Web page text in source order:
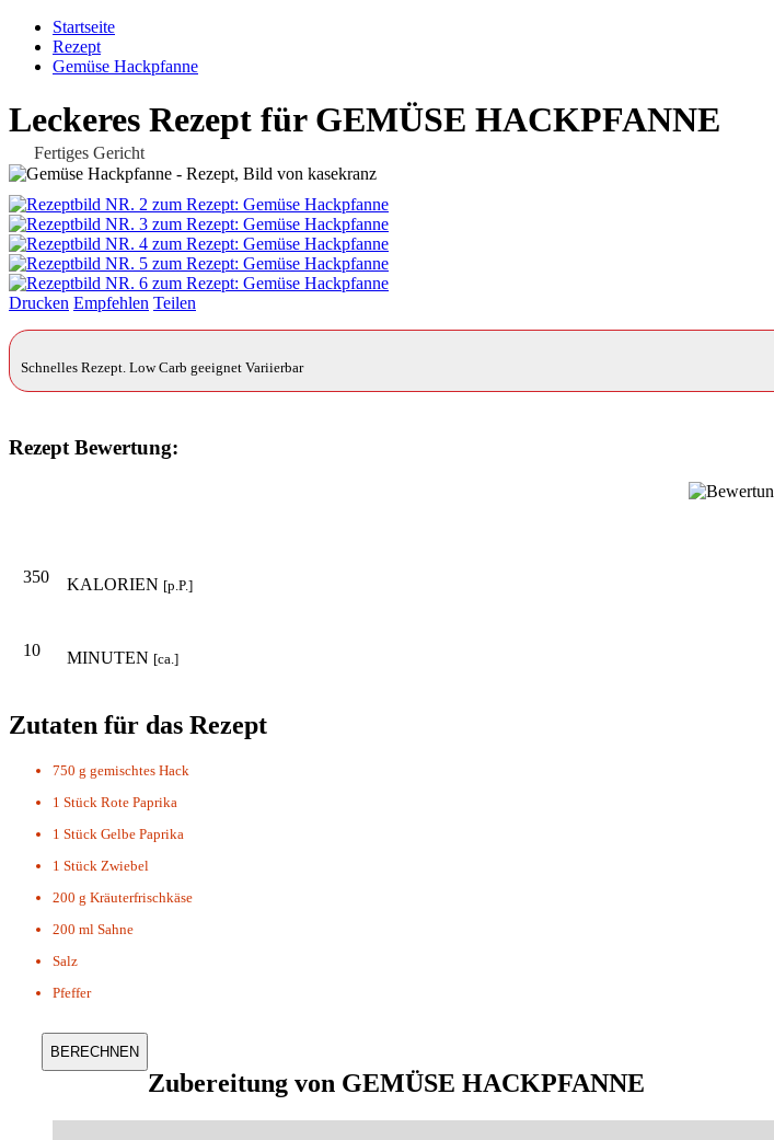
Startseite
Rezept
Gemüse Hackpfanne
Leckeres Rezept für GEMÜSE HACKPFANNE
Fertiges Gericht
Drucken Empfehlen Teilen
Schnelles Rezept. Low Carb geeignet Variierbar
Rezept Bewertung:
350 KALORIEN [p.P.]
10 MINUTEN [ca.]
Zutaten für das Rezept
750 g gemischtes Hack
1 Stück Rote Paprika
1 Stück Gelbe Paprika
1 Stück Zwiebel
200 g Kräuterfrischkäse
200 ml Sahne
Salz
Pfeffer
Zubereitung von GEMÜSE HACKPFANNE